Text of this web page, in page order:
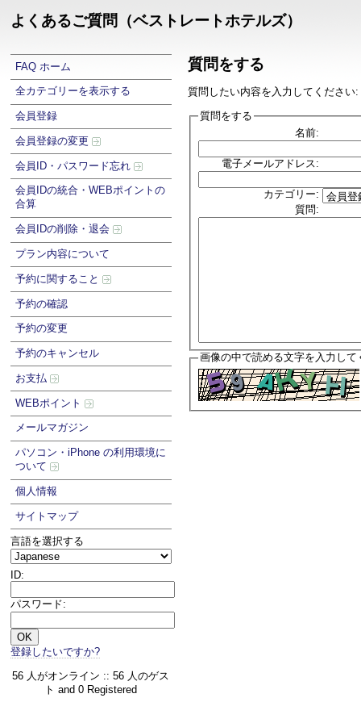
よくあるご質問（ベストレートホテルズ）
FAQ ホーム
全カテゴリーを表示する
会員登録
会員登録の変更
会員ID・パスワード忘れ
会員IDの統合・WEBポイントの
合算
会員IDの削除・退会
プラン内容について
予約に関すること
予約の確認
予約の変更
予約のキャンセル
お支払
WEBポイント
メールマガジン
パソコン・iPhone の利用環境に
ついて
個人情報
サイトマップ
言語を選択する
ID:
パスワード:
登録したいですか?
56 人がオンライン :: 56 人のゲス
ト and 0 Registered
質問をする
質問したい内容を入力してください:
質問をする
名前:
電子メールアドレス:
カテゴリー:
質問:
画像の中で読める文字を入力して